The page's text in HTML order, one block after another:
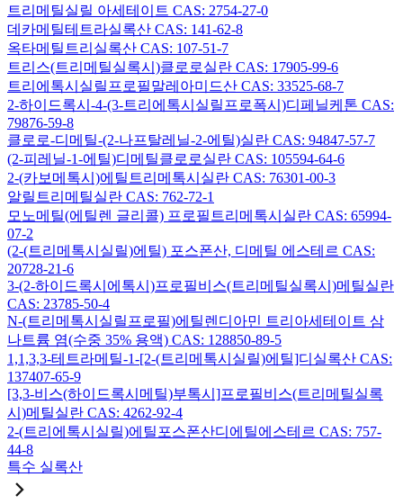
트리메틸실릴 아세테이트 CAS: 2754-27-0
데카메틸테트라실록산 CAS: 141-62-8
옥타메틸트리실록산 CAS: 107-51-7
트리스(트리메틸실록시)클로로실란 CAS: 17905-99-6
트리에톡시실릴프로필말레아미드산 CAS: 33525-68-7
2-하이드록시-4-(3-트리에톡시실릴프로폭시)디페닐케톤 CAS:
79876-59-8
클로로-디메틸-(2-나프탈레닐-2-에틸)실란 CAS: 94847-57-7
(2-피레닐-1-에틸)디메틸클로로실란 CAS: 105594-64-6
2-(카보메톡시)에틸트리메톡시실란 CAS: 76301-00-3
알릴트리메틸실란 CAS: 762-72-1
모노메틸(에틸렌 글리콜) 프로필트리메톡시실란 CAS: 65994-
07-2
(2-(트리메톡시실릴)에틸) 포스폰산, 디메틸 에스테르 CAS:
20728-21-6
3-(2-하이드록시에톡시)프로필비스(트리메틸실록시)메틸실란
CAS: 23785-50-4
N-(트리메톡시실릴프로필)에틸렌디아민 트리아세테이트 삼
나트륨 염(수중 35% 용액) CAS: 128850-89-5
1,1,3,3-테트라메틸-1-[2-(트리메톡시실릴)에틸]디실록산 CAS:
137407-65-9
[3,3-비스(하이드록시메틸)부톡시]프로필비스(트리메틸실록
시)메틸실란 CAS: 4262-92-4
2-(트리에톡시실릴)에틸포스폰산디에틸에스테르 CAS: 757-
44-8
특수 실록산